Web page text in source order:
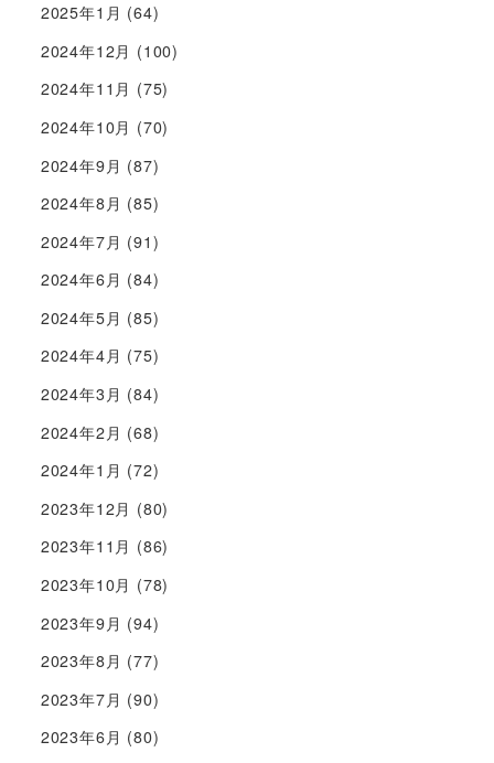
2025年1月 (64)
2024年12月 (100)
2024年11月 (75)
2024年10月 (70)
2024年9月 (87)
2024年8月 (85)
2024年7月 (91)
2024年6月 (84)
2024年5月 (85)
2024年4月 (75)
2024年3月 (84)
2024年2月 (68)
2024年1月 (72)
2023年12月 (80)
2023年11月 (86)
2023年10月 (78)
2023年9月 (94)
2023年8月 (77)
2023年7月 (90)
2023年6月 (80)